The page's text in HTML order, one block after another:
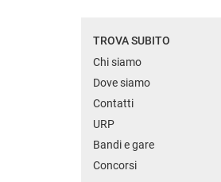
TROVA SUBITO
Chi siamo
Dove siamo
Contatti
URP
Bandi e gare
Concorsi